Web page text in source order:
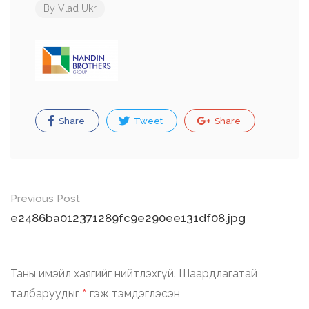
By Vlad Ukr
Share Tweet Share
Post
navigation
Previous Post
e2486ba012371289fc9e290ee131df08.jpg
Таны имэйл хаягийг нийтлэхгүй. Шаардлагатай
талбаруудыг * гэж тэмдэглэсэн